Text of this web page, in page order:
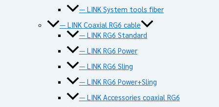
— LINK System tools fiber
— LINK Coaxial RG6 cable
— LINK RG6 Standard
— LINK RG6 Power
— LINK RG6 Sling
— LINK RG6 Power+Sling
— LINK Accessories coaxial RG6